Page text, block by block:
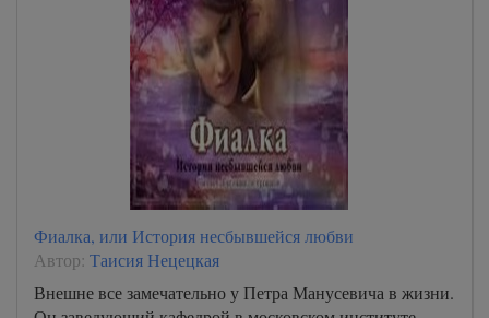
Фиалка, или История несбывшейся любви
Автор: Таисия Нецецкая
Внешне все замечательно у Петра Манусевича в жизни.